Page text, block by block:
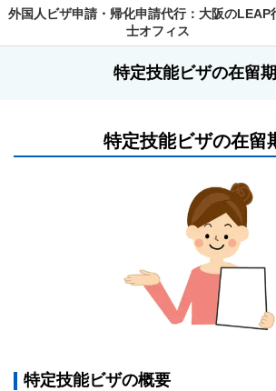
外国人ビザ申請・帰化申請代行：大阪のLEAP
士オフィス
特定技能ビザの在留
特定技能ビザの在留
特定技能ビザの概要